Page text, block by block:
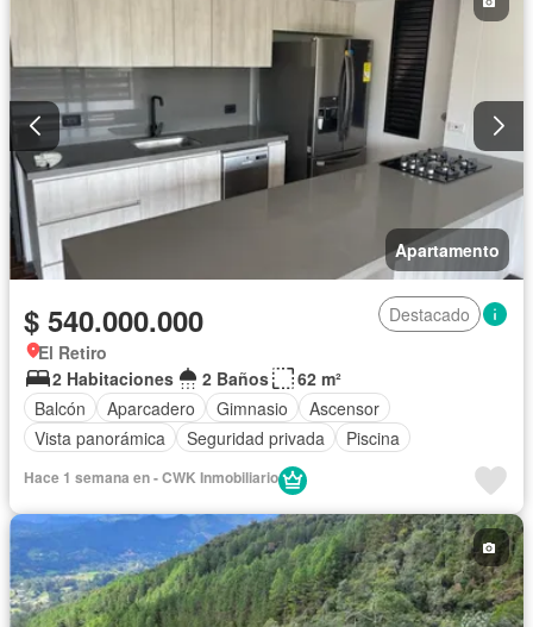
Apartamento
$ 540.000.000
Destacado
El Retiro
2 Habitaciones
2 Baños
62 m²
Balcón
Aparcadero Gimnasio
Ascensor
Vista panorámica
Seguridad privada Piscina
Hace 1 semana en - CWK Inmobiliario